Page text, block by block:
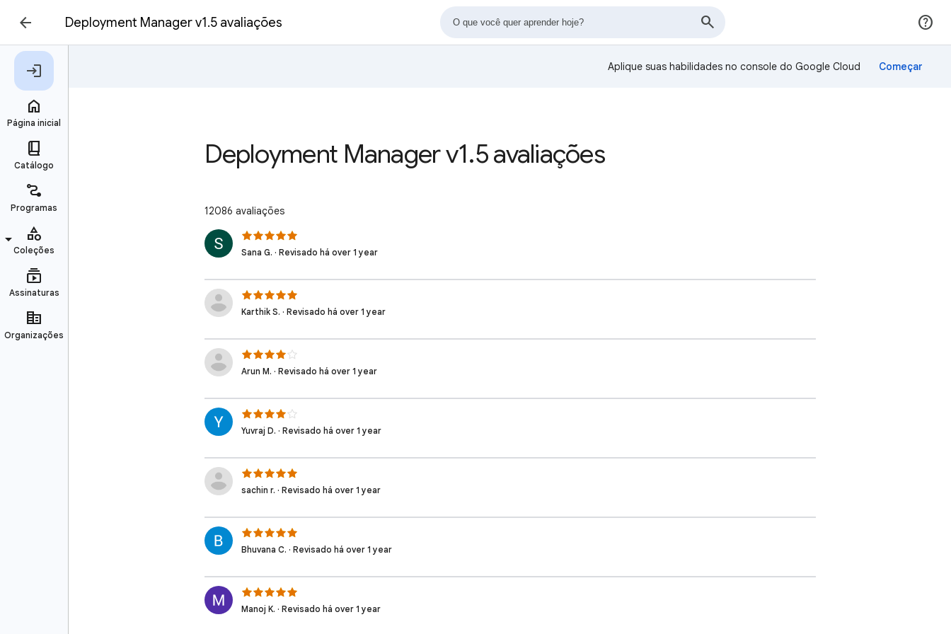
Deployment Manager v1.5 avaliações
Aplique suas habilidades no console do Google Cloud
Deployment Manager v1.5 avaliações
12086 avaliações
Sana G. · Revisado há over 1 year
Karthik S. · Revisado há over 1 year
Arun M. · Revisado há over 1 year
Yuvraj D. · Revisado há over 1 year
sachin r. · Revisado há over 1 year
Bhuvana C. · Revisado há over 1 year
Manoj K. · Revisado há over 1 year